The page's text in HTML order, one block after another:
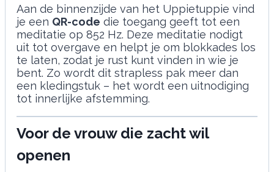
Aan de binnenzijde van het Uppietuppie vind
je een QR-code die toegang geeft tot een
meditatie op 852 Hz. Deze meditatie nodigt
uit tot overgave en helpt je om blokkades los
te laten, zodat je rust kunt vinden in wie je
bent. Zo wordt dit strapless pak meer dan
een kledingstuk – het wordt een uitnodiging
tot innerlijke afstemming.
Voor de vrouw die zacht wil
openen